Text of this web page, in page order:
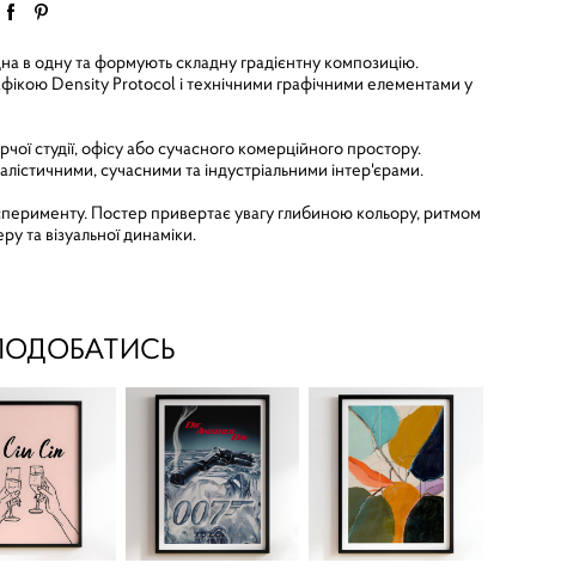
в одну та формують складну градієнтну композицію.
Density Protocol і технічними графічними елементами у
студії, офісу або сучасного комерційного простору.
сучасними та індустріальними інтер'єрами.
Постер привертає увагу глибиною кольору, ритмом
та візуальної динаміки.